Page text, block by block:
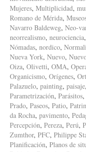
Mujeres, Multiplicidad,
Romano de Mérida,
Navarro Baldeweg, Neo-
neorrealismo, neurociencia,
Nómadas, nordico,
Nueva York, Nuevo,
Oiza, Olivetti, OMA,
Organicismo, Orígenes,
Palazuelo, painting, paisaje,
Parametrización, Parásitos,
Prado, Paseos, Patio,
da Rocha, pavimento,
Percepción, Pereza, Perú,
Zumthor, PFC, Philippe
Planificación, Planos de